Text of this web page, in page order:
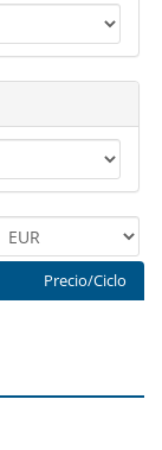
Precio/Ciclo